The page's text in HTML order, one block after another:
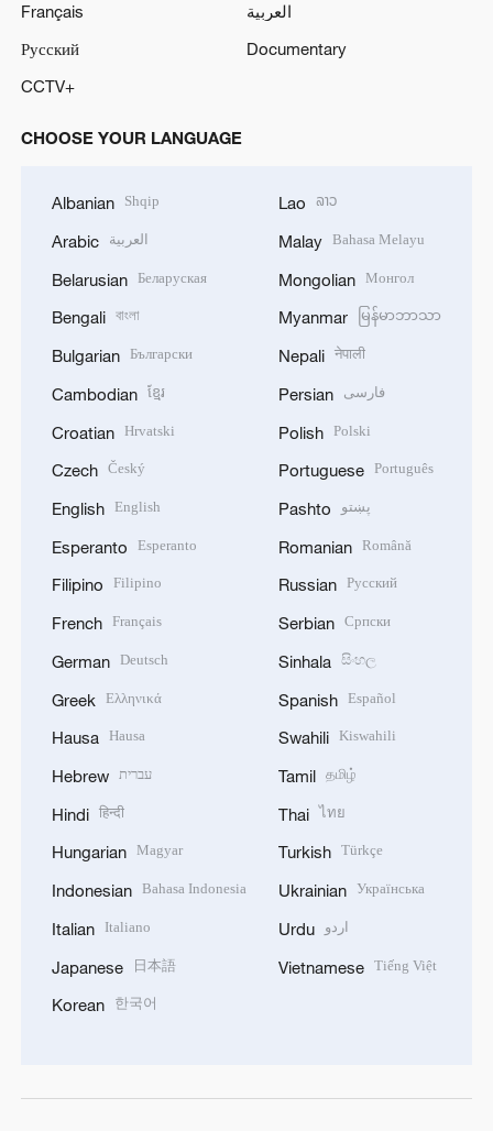
Français
العربية
Русский
Documentary
CCTV+
CHOOSE YOUR LANGUAGE
Albanian Shqip
Arabic العربية
Belarusian Беларуская
Bengali বাংলা
Bulgarian Български
Cambodian ខ្មែរ
Croatian Hrvatski
Czech Český
English English
Esperanto Esperanto
Filipino Filipino
French Français
German Deutsch
Greek Ελληνικά
Hausa Hausa
Hebrew עברית
Hindi हिन्दी
Hungarian Magyar
Indonesian Bahasa Indonesia
Italian Italiano
Japanese 日本語
Korean 한국어
Lao ລາວ
Malay Bahasa Melayu
Mongolian Монгол
Myanmar မြန်မာဘာသာ
Nepali नेपाली
Persian فارسی
Polish Polski
Portuguese Português
Pashto پښتو
Romanian Română
Russian Русский
Serbian Српски
Sinhala සිංහල
Spanish Español
Swahili Kiswahili
Tamil தமிழ்
Thai ไทย
Turkish Türkçe
Ukrainian Українська
Urdu اردو
Vietnamese Tiếng Việt